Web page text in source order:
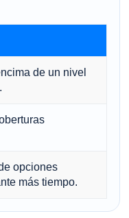
de un nivel
opciones
más tiempo.